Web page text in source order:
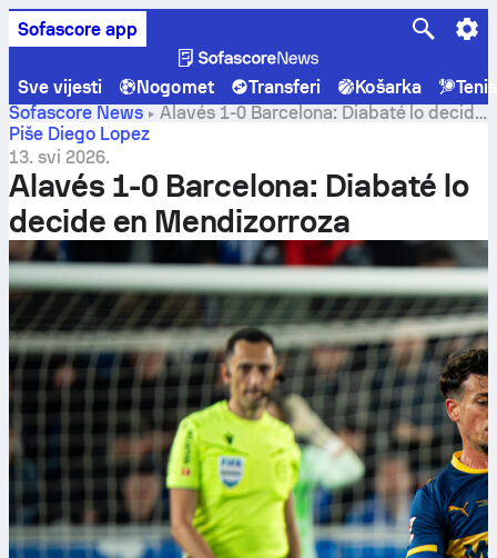
Sofascore app
Sve vijesti Nogomet Transferi Košarka
Tenis
Sofascore News
Alavés 1-0 Barcelona: Diabaté lo decide
en Mendizorroza
Piše Diego Lopez
13. svi 2026.
Alavés 1-0 Barcelona: Diabaté lo
decide en Mendizorroza